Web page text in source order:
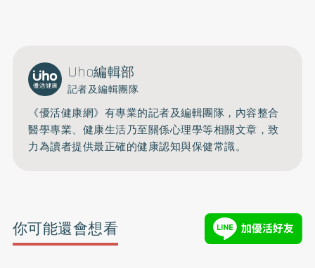
Uho編輯部
記者及編輯團隊
《優活健康網》有專業的記者及編輯團隊，內容整合
醫學專業、健康生活乃至關係心理學等相關文章，致
力為讀者提供最正確的健康認知與保健常識。
你可能還會想看